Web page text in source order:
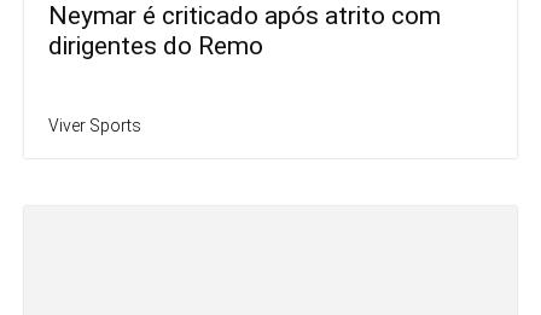
Neymar é criticado após atrito com
dirigentes do Remo
Viver Sports